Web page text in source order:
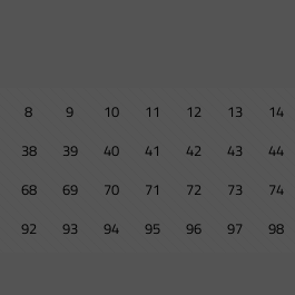
8 9 10 11 12 13 14
38 39 40 41 42 43 44
68 69 70 71 72 73 74
92 93 94 95 96 97 98